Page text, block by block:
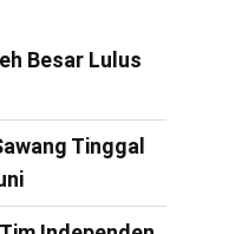
Besar Lulus
Tinggal